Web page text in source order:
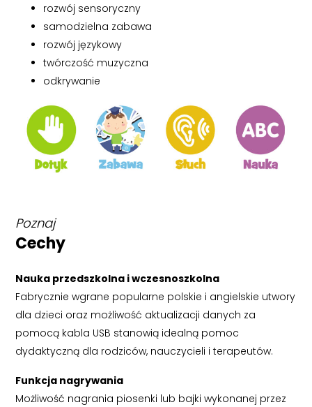
rozwój sensoryczny
samodzielna zabawa
rozwój językowy
twórczość muzyczna
odkrywanie
Poznaj
Cechy
Nauka przedszkolna i wczesnoszkolna
Fabrycznie wgrane popularne polskie i angielskie utwory
dla dzieci oraz możliwość aktualizacji danych za
pomocą kabla USB stanowią idealną pomoc
dydaktyczną dla rodziców, nauczycieli i terapeutów.
Funkcja nagrywania
Możliwość nagrania piosenki lub bajki wykonanej przez